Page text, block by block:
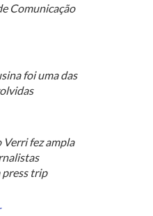
Comunicação
foi uma das
fez ampla
press trip